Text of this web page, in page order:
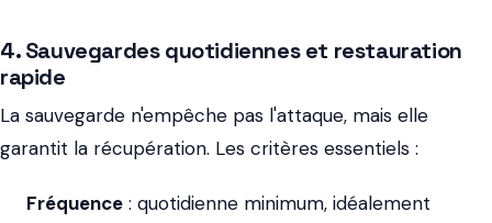
4. Sauvegardes quotidiennes et restauration
rapide
La sauvegarde n'empêche pas l'attaque, mais elle
garantit la récupération. Les critères essentiels :
Fréquence : quotidienne minimum, idéalement